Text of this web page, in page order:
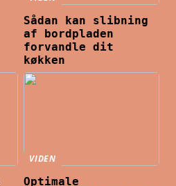
Sådan kan slibning
af bordpladen
forvandle dit
køkken
VIDEN
Optimale